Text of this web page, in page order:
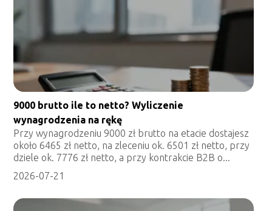
9000 brutto ile to netto? Wyliczenie
wynagrodzenia na rękę
Przy wynagrodzeniu 9000 zł brutto na etacie dostajesz
około 6465 zł netto, na zleceniu ok. 6501 zł netto, przy
dziele ok. 7776 zł netto, a przy kontrakcie B2B o...
2026-07-21